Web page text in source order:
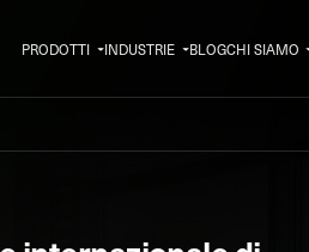
PRODOTTI INDUSTRIE BLOGCHI SIAMO